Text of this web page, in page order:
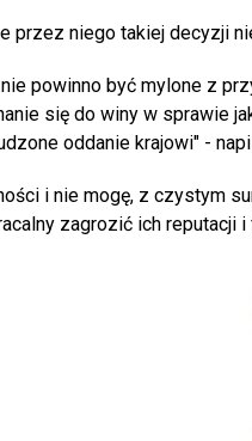
przez niego takiej decyzji
powinno być mylone z
się do winy w sprawie
oddanie krajowi" -
i nie mogę, z czystym
zagrozić ich reputacji